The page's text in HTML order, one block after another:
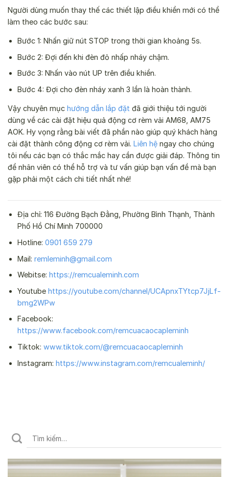
Người dùng muốn thay thế các thiết lập điều khiển mới có thể
làm theo các bước sau:
Bước 1: Nhấn giữ nút STOP trong thời gian khoảng 5s.
Bước 2: Đợi đến khi đèn đỏ nhấp nháy chậm.
Bước 3: Nhấn vào nút UP trên điều khiển.
Bước 4: Đợi cho đèn nháy xanh 3 lần là hoàn thành.
Vậy chuyên mục hướng dẫn lắp đặt đã giới thiệu tới người
dùng về các cài đặt hiệu quả động cơ rèm vải AM68, AM75
AOK. Hy vọng rằng bài viết đã phần nào giúp quý khách hàng
cài đặt thành công động cơ rèm vải. Liên hệ ngay cho chúng
tôi nếu các bạn có thắc mắc hay cần được giải đáp. Thông tin
để nhân viên có thể hỗ trợ và tư vấn giúp bạn vấn đề mà bạn
gặp phải một cách chi tiết nhất nhé!
Địa chỉ: 116 Đường Bạch Đằng, Phường Bình Thạnh, Thành
Phố Hồ Chí Minh 700000
Hotline: 0901 659 279
Mail: remleminh@gmail.com
Webitse: https://remcualeminh.com
Youtube https://youtube.com/channel/UCApnxTYtcp7JjLf-
bmg2WPw
Facebook:
https://www.facebook.com/remcuacaocapleminh
Tiktok: www.tiktok.com/@remcuacaocapleminh
Instagram: https://www.instagram.com/remcualeminh/